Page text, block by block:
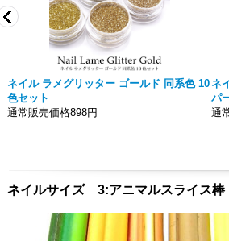
美色 Miiro】ノンワイプトップジェル 大
容量15ｍｌ 拭き取り不要！！
通常販売価格777円〜
ネ
通
ネイルサイズ 3:アニマルスライス